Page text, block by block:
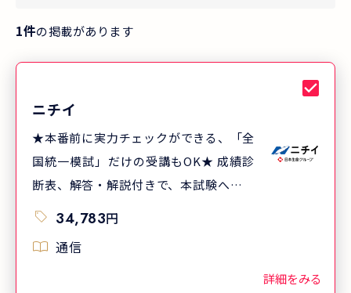
1件の掲載があります
ニチイ
★本番前に実力チェックができる、「全
国統一模試」だけの受講もOK★ 成績診
断表、解答・解説付きで、本試験への準
備に活用できます。模試は自宅受験なの
で自分のタイミングで受けられます。
●お申込受付期間 2026年8月19日
34,783円
通信
詳細をみる